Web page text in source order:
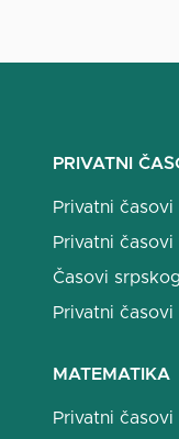
PRIVATNI
Privatni
Privatni
Časovi
Privatni
MATEMATIKA
Privatni